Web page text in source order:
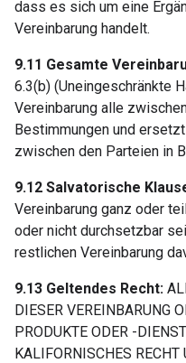
dass es sich um eine
Vereinbarung handelt.
9.11 Gesamte
6.3(b) (Uneingeschränkte
Vereinbarung alle
Bestimmungen und
zwischen den Parteien in
9.12 Salvatorische
Vereinbarung ganz oder
oder nicht durchsetzbar
restlichen Vereinbarung
9.13 Geltendes Recht:
DIESER VEREINBARUNG
PRODUKTE ODER -
KALIFORNISCHES RECHT